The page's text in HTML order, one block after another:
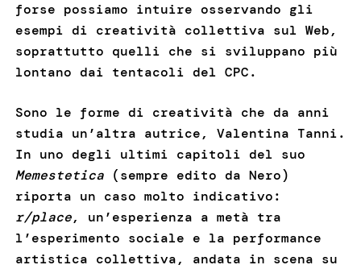
forse possiamo intuire osservando gli
esempi di creatività collettiva sul Web,
soprattutto quelli che si sviluppano più
lontano dai tentacoli del CPC.
Sono le forme di creatività che da anni
studia un’altra autrice, Valentina Tanni.
In uno degli ultimi capitoli del suo
Memestetica (sempre edito da Nero)
riporta un caso molto indicativo:
r/place, un’esperienza a metà tra
l’esperimento sociale e la performance
artistica collettiva, andata in scena su